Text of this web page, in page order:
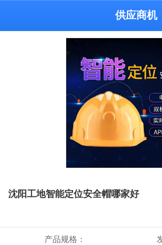
供应商机
沈阳工地智能定位安全帽哪家好
产品规格：